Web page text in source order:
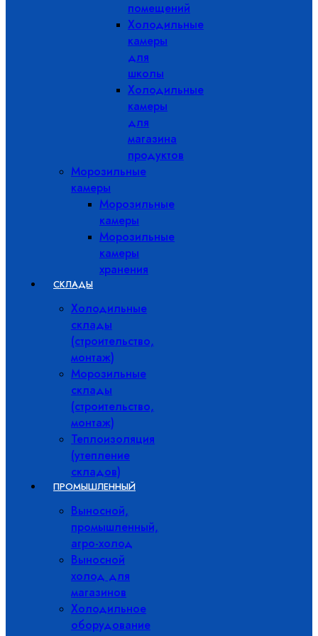
помещений
Холодильные
камеры
для
школы
Холодильные
камеры
для
магазина
продуктов
Морозильные
камеры
Морозильные
камеры
Морозильные
камеры
хранения
СКЛАДЫ
Холодильные
склады
(строительство,
монтаж)
Морозильные
склады
(строительство,
монтаж)
Теплоизоляция
(утепление
складов)
ПРОМЫШЛЕННЫЙ
Выносной,
промышленный,
агро-холод
Выносной
холод для
магазинов
Холодильное
оборудование